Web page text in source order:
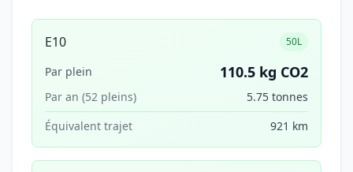
E10 50L
Par plein 110.5 kg CO2
Par an (52 pleins)
5.75 tonnes
Équivalent trajet
921 km